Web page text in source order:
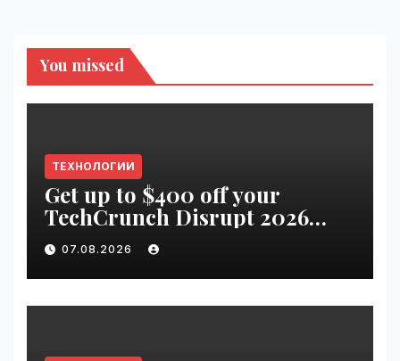
You missed
ТЕХНОЛОГИИ
Get up to $400 off your
TechCrunch Disrupt 2026
pass until tomorrow |
VseTime.ru
07.08.2026